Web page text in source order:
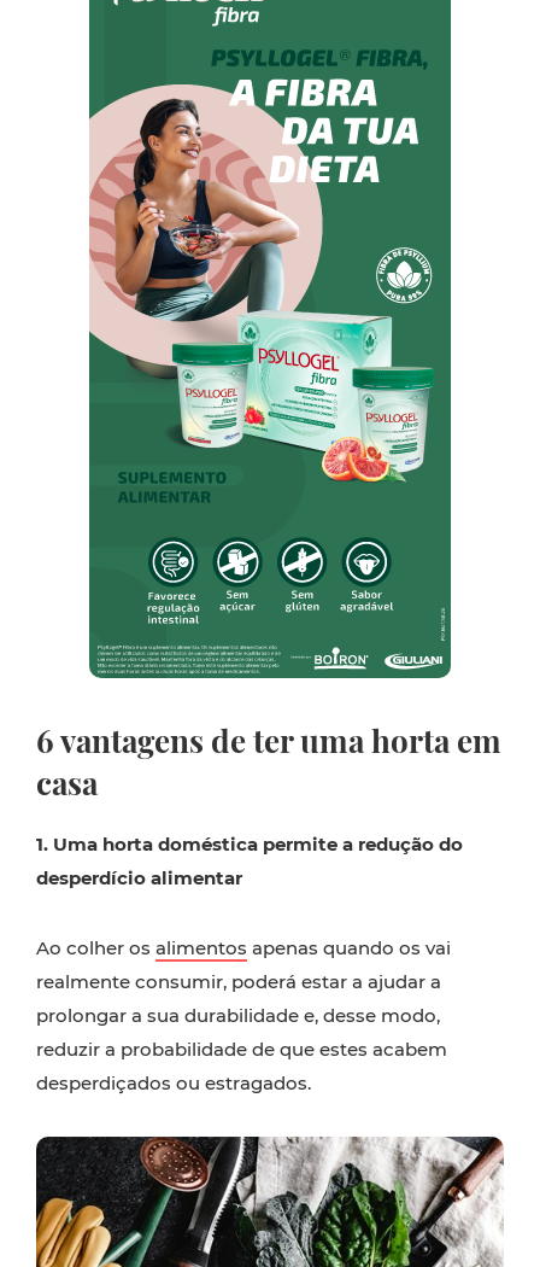
6 vantagens de ter uma horta em
casa
1. Uma horta doméstica permite a redução do
desperdício alimentar
Ao colher os alimentos apenas quando os vai
realmente consumir, poderá estar a ajudar a
prolongar a sua durabilidade e, desse modo,
reduzir a probabilidade de que estes acabem
desperdiçados ou estragados.